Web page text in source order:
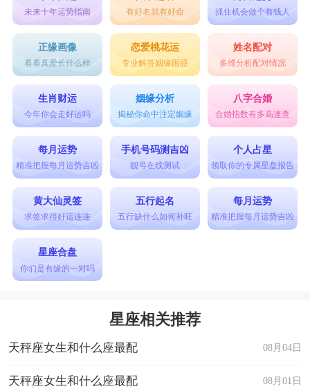
未来十年运势指南 有好名就有好命 抓住机会做个有钱人
正缘画像
看看真爱长什么样
恋爱桃花运
专业解答姻缘困惑
姓名配对
多维分析配对情况
生肖财运
今年你会走好运吗
姻缘分析
揭秘你命中注定姻缘
八字合婚
合婚指数有多高速查
每月运势
精准把握每月运势吉凶
手机号码测吉凶
靓号在线测试
个人占星
领取你的专属星盘报告
黄大仙灵签
求签求得好运连连
五行起名
五行缺什么如何补旺
每月运势
精准把握每月运势吉凶
星座合盘
你们是有缘的一对吗
星座相关推荐
08月04日
天秤座女生和什么座最配
08月01日
天秤座女生和什么座最配